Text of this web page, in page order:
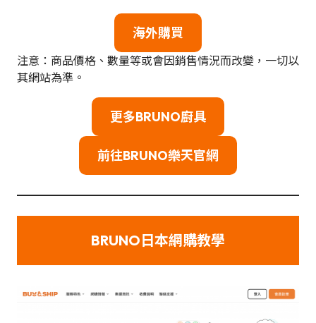
海外購買
注意：商品價格、數量等或會因銷售情況而改變，一切以
其網站為準。
更多BRUNO廚具
前往BRUNO樂天官網
BRUNO日本網購教學